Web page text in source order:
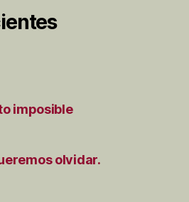
imposible
olvidar.